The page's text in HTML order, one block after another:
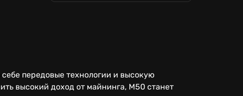
передовые технологии и высокую
высокий доход от майнинга, M50 станет